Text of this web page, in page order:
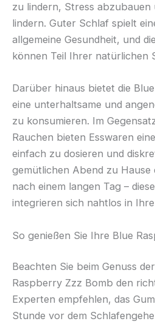
zu lindern, Stress abzubauen
lindern. Guter Schlaf spielt
allgemeine Gesundheit, und
können Teil Ihrer natürlichen
Darüber hinaus bietet die
eine unterhaltsame und
zu konsumieren. Im
Rauchen bieten Esswaren
einfach zu dosieren und
gemütlichen Abend zu
nach einem langen Tag –
integrieren sich nahtlos in
So genießen Sie Ihre Blue
Beachten Sie beim Genuss
Raspberry Zzz Bomb den
Experten empfehlen, das
Stunde vor dem